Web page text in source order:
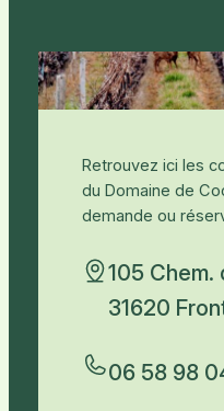
Retrouvez ici les
du Domaine de
demande ou
105 Chem.
31620
06 58 98